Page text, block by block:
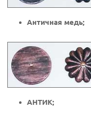
Античная медь;
АНТИК;